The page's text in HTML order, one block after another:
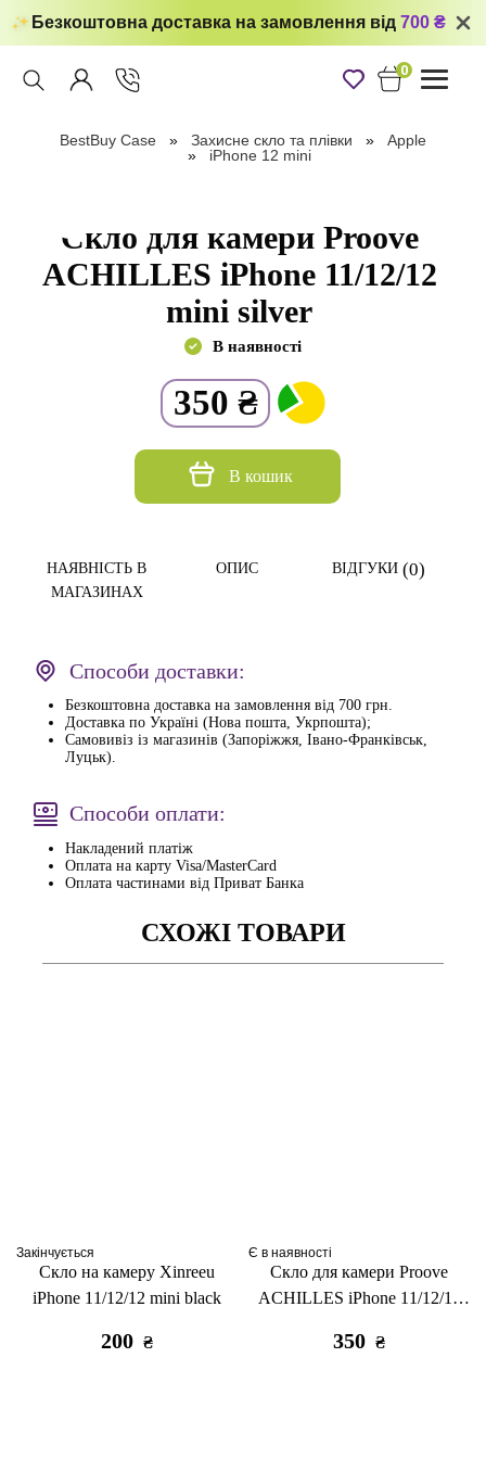
Безкоштовна доставка на замовлення від 700 ₴
0
Toggle
BestBuy Case Захисне скло та плівки
Apple
iPhone 12 mini
Скло для камери Proove
ACHILLES iPhone 11/12/12
mini silver
В наявності
350 ₴
В кошик
НАЯВНІСТЬ В
МАГАЗИНАХ
ОПИС ВІДГУКИ (0)
Способи доставки:
Безкоштовна доставка на замовлення від 700 грн.
Доставка по Україні (Нова пошта, Укрпошта);
Самовивіз із магазинів (Запоріжжя, Івано-Франківськ,
Луцьк).
Способи оплати:
Накладений платіж
Оплата на карту Visa/MasterCard
Оплата частинами від Приват Банка
СХОЖІ ТОВАРИ
Закінчується
Скло на камеру Xinreeu
iPhone 11/12/12 mini black
200 ₴
Є в наявності
Скло для камери Proove
ACHILLES iPhone 11/12/12
350 ₴